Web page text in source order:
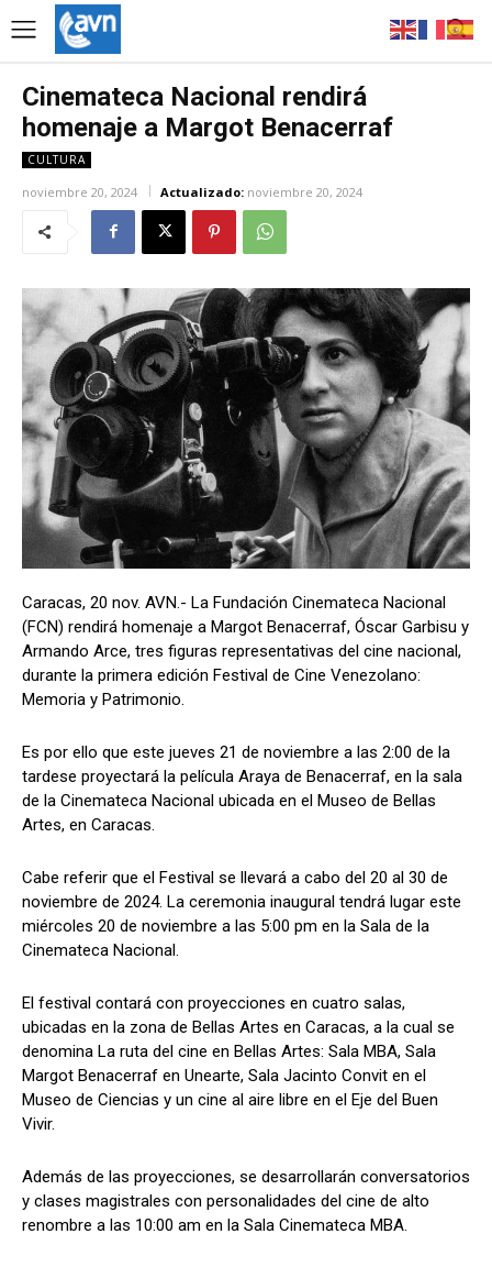
Cinemateca Nacional rendirá
homenaje a Margot Benacerraf
CULTURA
noviembre 20, 2024 Actualizado: noviembre 20, 2024
Caracas, 20 nov. AVN.- La Fundación Cinemateca Nacional
(FCN) rendirá homenaje a Margot Benacerraf, Óscar Garbisu y
Armando Arce, tres figuras representativas del cine nacional,
durante la primera edición Festival de Cine Venezolano:
Memoria y Patrimonio.
Es por ello que este jueves 21 de noviembre a las 2:00 de la
tardese proyectará la película Araya de Benacerraf, en la sala
de la Cinemateca Nacional ubicada en el Museo de Bellas
Artes, en Caracas.
Cabe referir que el Festival se llevará a cabo del 20 al 30 de
noviembre de 2024. La ceremonia inaugural tendrá lugar este
miércoles 20 de noviembre a las 5:00 pm en la Sala de la
Cinemateca Nacional.
El festival contará con proyecciones en cuatro salas,
ubicadas en la zona de Bellas Artes en Caracas, a la cual se
denomina La ruta del cine en Bellas Artes: Sala MBA, Sala
Margot Benacerraf en Unearte, Sala Jacinto Convit en el
Museo de Ciencias y un cine al aire libre en el Eje del Buen
Vivir.
Además de las proyecciones, se desarrollarán conversatorios
y clases magistrales con personalidades del cine de alto
renombre a las 10:00 am en la Sala Cinemateca MBA.